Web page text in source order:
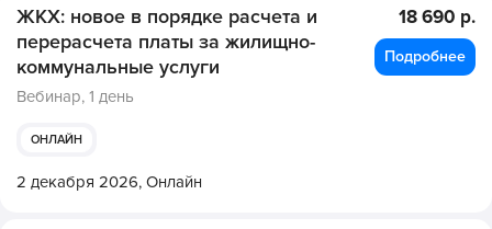
ЖКХ: новое в порядке расчета и
перерасчета платы за жилищно-
коммунальные услуги
Вебинар, 1 день
ОНЛАЙН
2 декабря 2026, Онлайн
18 690 р.
Подробнее